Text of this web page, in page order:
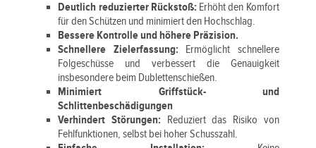
Deutlich reduzierter Rückstoß: Erhöht den Komfort
für den Schützen und minimiert den Hochschlag.
Bessere Kontrolle und höhere Präzision.
Schnellere Zielerfassung: Ermöglicht schnellere
Folgeschüsse und verbessert die Genauigkeit
insbesondere beim Dublettenschießen.
Minimiert Griffstück- und
Schlittenbeschädigungen
Verhindert Störungen: Reduziert das Risiko von
Fehlfunktionen, selbst bei hoher Schusszahl.